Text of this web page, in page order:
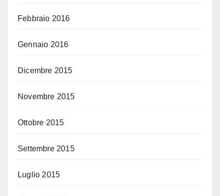
Febbraio 2016
Gennaio 2016
Dicembre 2015
Novembre 2015
Ottobre 2015
Settembre 2015
Luglio 2015